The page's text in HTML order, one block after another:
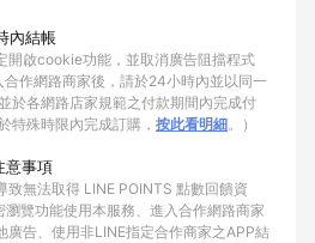
內結帳
開啟cookie功能，並取消廣告阻擋程式
合作網路商家後，請於24小時內並以同一
於各網路店家規範之付款期間內完成付
特殊時限內完成訂購， 按此看明細。）
意事項
致無法取得 LINE POINTS 點數回饋資
覽功能使用本服務、進入合作網路商家
廣告、使用非LINE指定合作商家之APP結